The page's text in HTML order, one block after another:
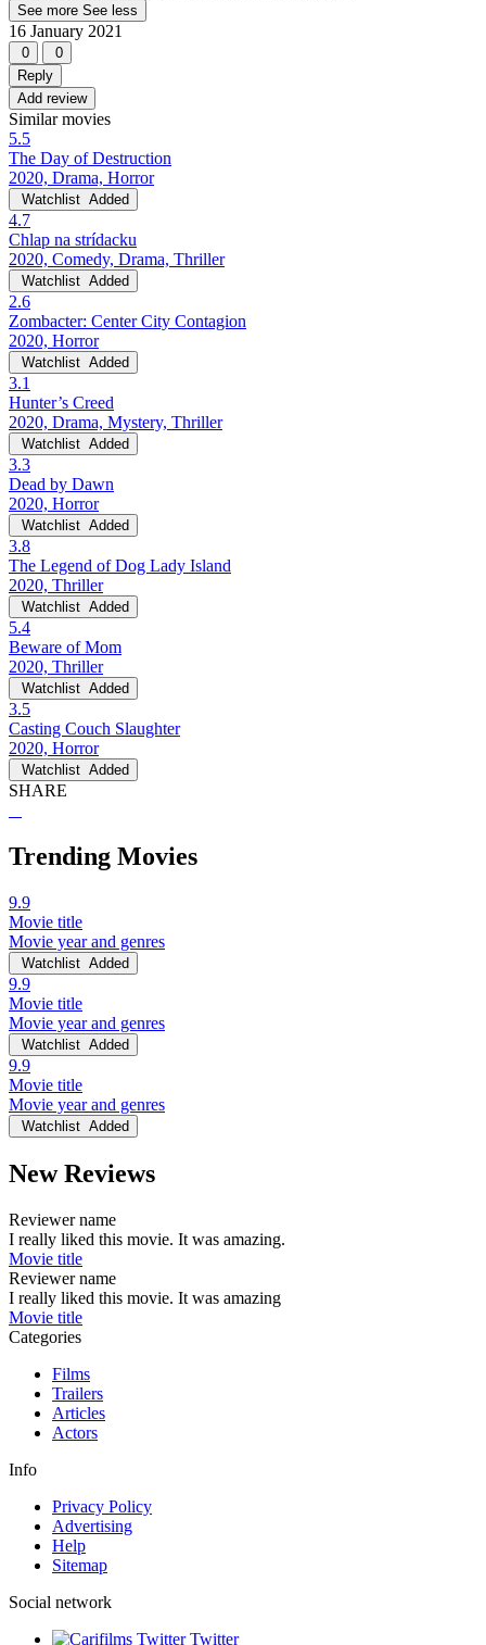
See more See less
16 January 2021
0
0
Reply
Add review
Similar movies
5.5
The Day of Destruction
2020, Drama, Horror
Watchlist Added
4.7
Chlap na strídacku
2020, Comedy, Drama, Thriller
Watchlist Added
2.6
Zombacter: Center City Contagion
2020, Horror
Watchlist Added
3.1
Hunter’s Creed
2020, Drama, Mystery, Thriller
Watchlist Added
3.3
Dead by Dawn
2020, Horror
Watchlist Added
3.8
The Legend of Dog Lady Island
2020, Thriller
Watchlist Added
5.4
Beware of Mom
2020, Thriller
Watchlist Added
3.5
Casting Couch Slaughter
2020, Horror
Watchlist Added
SHARE
Trending Movies
9.9
Movie title
Movie year and genres
Watchlist Added
9.9
Movie title
Movie year and genres
Watchlist Added
9.9
Movie title
Movie year and genres
Watchlist Added
New Reviews
Reviewer name
I really liked this movie. It was amazing.
Movie title
Reviewer name
I really liked this movie. It was amazing
Movie title
Categories
Films
Trailers
Articles
Actors
Info
Privacy Policy
Advertising
Help
Sitemap
Social network
Twitter